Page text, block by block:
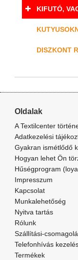
KIFUTÓ,
DISZKONT
Oldalak
A Textilcenter
Adatkezelési
Gyakran ismétlődő
Hogyan lehet Ön
Hűségprogram
Impresszum
Kapcsolat
Munkalehetőség
Nyitva tartás
Rólunk
Szállítási-
Telefonhívás
Termékek